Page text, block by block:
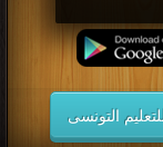
التونسى